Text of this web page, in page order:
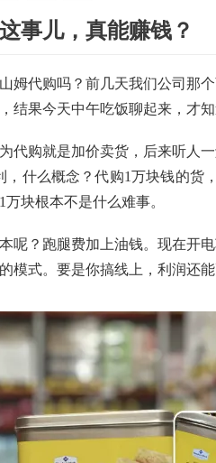
事儿，真能赚钱？
姆代购吗？前几天我们公司那
结果今天中午吃饭聊起来，才
代购就是加价卖货，后来听人
，什么概念？代购1万块钱的货
块根本不是什么难事。
呢？跑腿费加上油钱。现在开
模式。要是你搞线上，利润还能